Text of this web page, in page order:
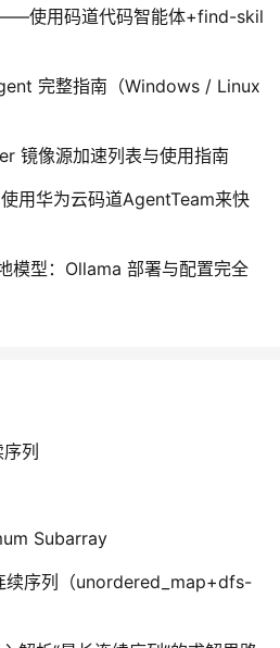
使用码道代码智能体+find-skil
完整指南（Windows / Linux
镜像源加速列表与使用指南
用华为云码道AgentTeam来快
模型：Ollama 部署与配置完全
列
Subarray
续序列（unordered_map+dfs-